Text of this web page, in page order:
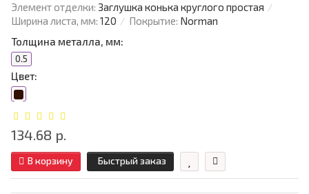
Элемент отделки: Заглушка конька круглого простая
Ширина листа, мм: 120 Покрытие: Norman
Толщина металла, мм:
0.5
Цвет:
134.68 р.
В корзину Быстрый заказ